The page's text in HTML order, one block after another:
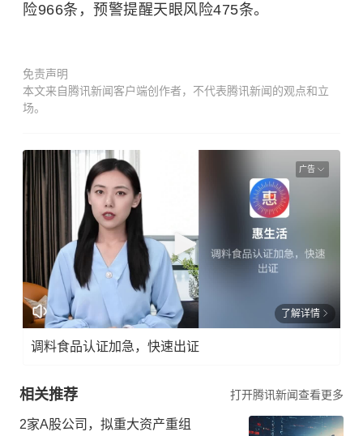
险966条，预警提醒天眼风险475条。
免责声明
本文来自腾讯新闻客户端创作者，不代表腾讯新闻的观点和立
场。
广告
了解详情
调料食品认证加急，快速出证
相关推荐 打开腾讯新闻查看更多
2家A股公司，拟重大资产重组